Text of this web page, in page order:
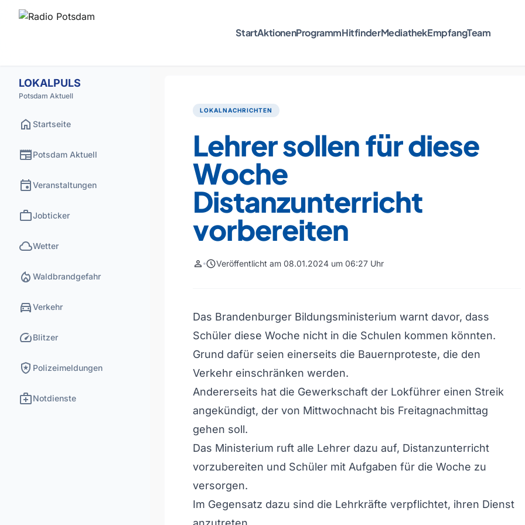
StartAktionenProgrammHitfinderMediathekEmpfangTeam
LOKALPULS
Potsdam Aktuell
home Startseite
newspaperPotsdam Aktuell
eventVeranstaltungen
workJobticker
cloudWetter
local_fire_department Waldbrandgefahr
directions_carVerkehr
speedBlitzer
local_police Polizeimeldungen
medical_servicesNotdienste
LOKALNACHRICHTEN
Lehrer sollen für diese
Woche
Distanzunterricht
vorbereiten
person scheduleVeröffentlicht am 08.01.2024 um 06:27 Uhr
Das Brandenburger Bildungsministerium warnt davor, dass
Schüler diese Woche nicht in die Schulen kommen könnten.
Grund dafür seien einerseits die Bauernproteste, die den
Verkehr einschränken werden.
Andererseits hat die Gewerkschaft der Lokführer einen Streik
angekündigt, der von Mittwochnacht bis Freitagnachmittag
gehen soll.
Das Ministerium ruft alle Lehrer dazu auf, Distanzunterricht
vorzubereiten und Schüler mit Aufgaben für die Woche zu
versorgen.
Im Gegensatz dazu sind die Lehrkräfte verpflichtet, ihren Dienst